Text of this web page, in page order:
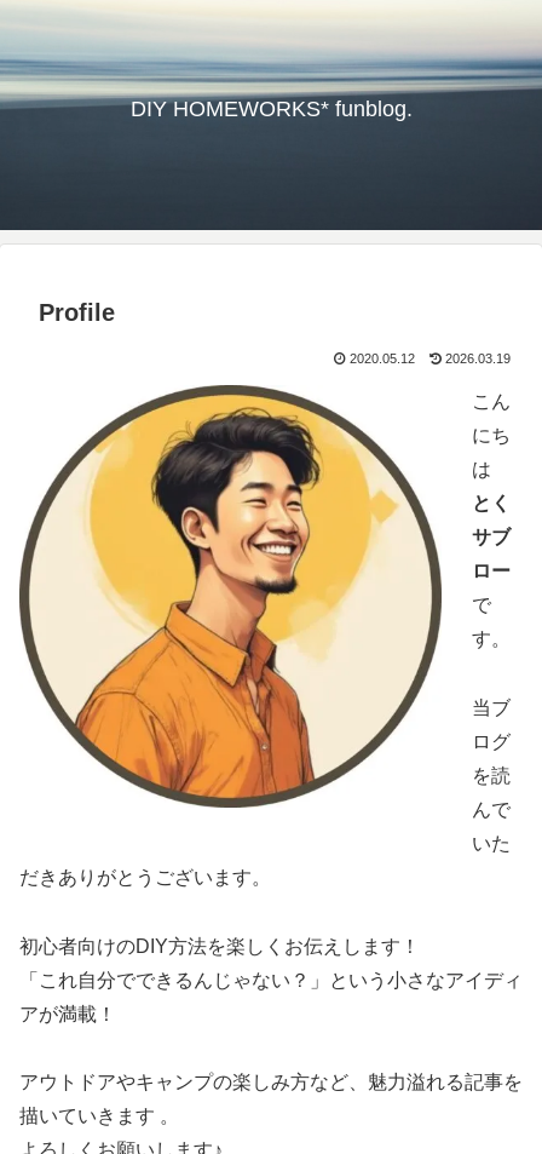
DIY HOMEWORKS* funblog.
Profile
2020.05.12 2026.03.19
こん
にち
は
とく
サブ
ロー
で
す。
当ブ
ログ
を読
んで
いた
だきありがとうございます。
初心者向けのDIY方法を楽しくお伝えします！
「これ自分でできるんじゃない？」という小さなアイディ
アが満載！
アウトドアやキャンプの楽しみ方など、魅力溢れる記事を
描いていきます 。